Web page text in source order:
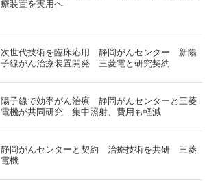
療装置を実用へ
次世代技術を臨床応用 静岡がんセンター 新陽
子線がん治療装置開発 三菱電と研究契約
陽子線で効率がん治療 静岡がんセンターと三菱
電機が共同研究 集中照射、費用も軽減
静岡がんセンターと契約 治療技術を共研 三菱
電機